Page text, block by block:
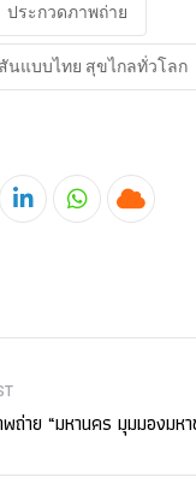
ประกวดภาพถ่าย
นแบบไทย สุขไกลทั่วโลก
LinkedInWhatsapp
Cloud
ถ่าย “มหานคร มุมมองมหา